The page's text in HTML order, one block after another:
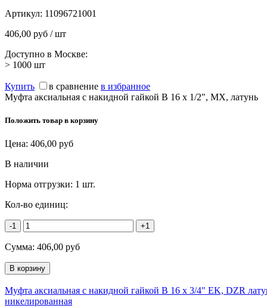
Артикул: 11096721001
406,00 руб / шт
Доступно в Москве:
> 1000 шт
Купить в сравнение в избранное
Муфта аксиальная с накидной гайкой В 16 х 1/2", MX, латунь
Положить товар в корзину
Цена: 406,00 руб
В наличии
Норма отгрузки: 1 шт.
Кол-во единиц:
-1 +1
Сумма: 406,00 руб
Муфта аксиальная с накидной гайкой В 16 x 3/4" EK, DZR
никелированная